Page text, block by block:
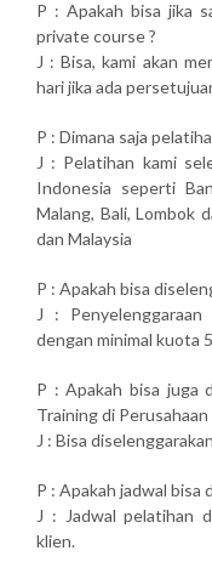
P : Apakah bisa jika
private course ?
J : Bisa, kami akan
hari jika ada
P : Dimana saja
J : Pelatihan kami
Indonesia seperti
Malang, Bali, Lombok
dan Malaysia
P : Apakah bisa
J :
dengan minimal kuota
P : Apakah bisa juga
Training di Perusahaan
J : Bisa
P : Apakah jadwal bisa
J : Jadwal pelatihan
klien.